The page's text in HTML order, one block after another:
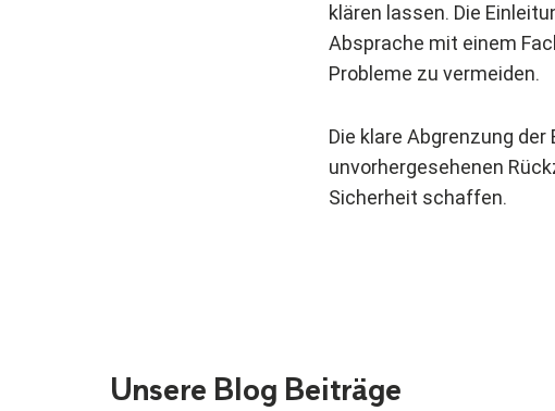
klären lassen. Die
Absprache mit einem
Probleme zu vermeiden.
Die klare Abgrenzung
unvorhergesehenen
Sicherheit schaffen.
Unsere Blog Beiträge